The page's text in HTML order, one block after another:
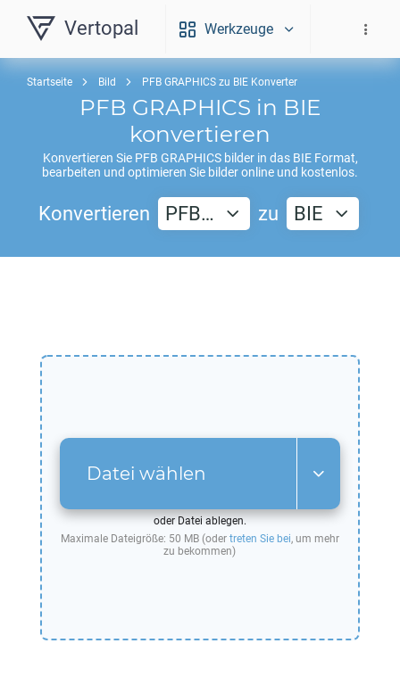
Vertopal Werkzeuge
Startseite Bild PFB GRAPHICS zu BIE Konverter
PFB GRAPHICS in BIE
konvertieren
Konvertieren Sie PFB GRAPHICSbilder in das BIEFormat,
bearbeiten und optimieren Sie bilder online und kostenlos.
Konvertieren PFB… zu BIE
Datei wählen
oder Datei ablegen.
Maximale Dateigröße: 50 MB (oder treten Sie bei, um mehr
zu bekommen)